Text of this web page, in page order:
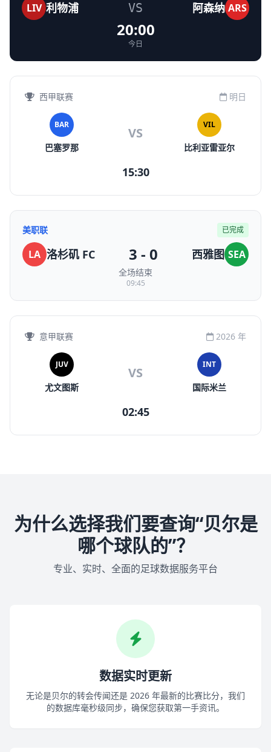
LIV 利物浦 VS 阿森纳 ARS
20:00
今日
西甲联赛 明日
BAR
巴塞罗那
VS
VIL
比利亚雷亚尔
15:30
美职联 已完成
LA 洛杉矶 FC 3 - 0 西雅图 SEA
全场结束
09:45
意甲联赛 2026 年
JUV
尤文图斯
VS
INT
国际米兰
02:45
为什么选择我们要查询“贝尔是
哪个球队的”？
专业、实时、全面的足球数据服务平台
数据实时更新
无论是贝尔的转会传闻还是 2026 年最新的比赛比分，我们
的数据库毫秒级同步，确保您获取第一手资讯。